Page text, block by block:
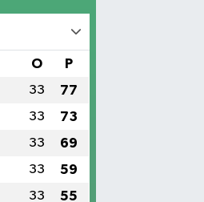
O P
33 77
33 73
33 69
33 59
33 55